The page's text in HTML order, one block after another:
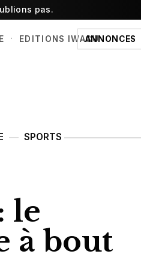
pas.
ANNONCES
· EDITIONS IWACU
SPORTS
le
à bout